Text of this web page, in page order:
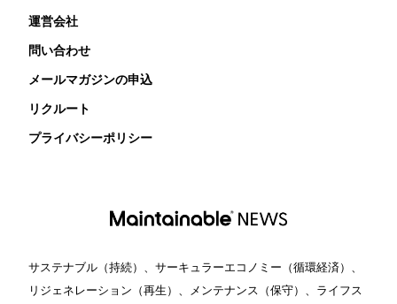
運営会社
問い合わせ
メールマガジンの申込
リクルート
プライバシーポリシー
サステナブル（持続）、サーキュラーエコノミー（循環経済）、
リジェネレーション（再生）、メンテナンス（保守）、ライフス